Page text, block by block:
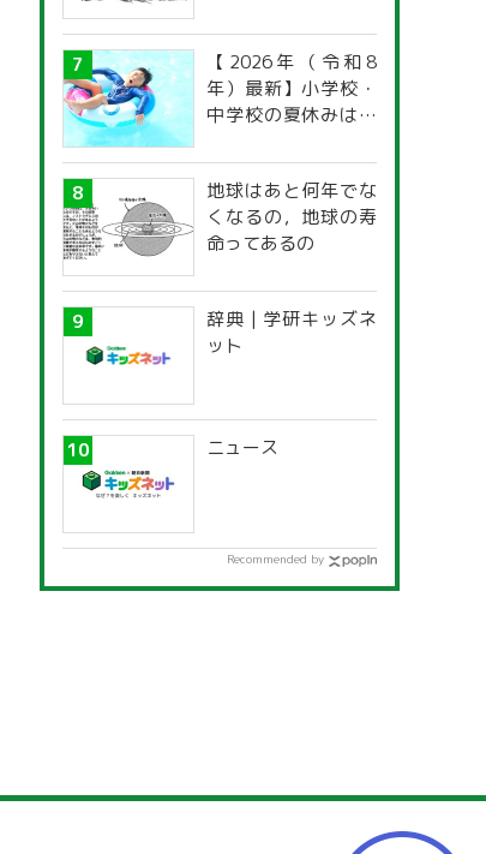
【2026年（令和8
年）最新】小学校・
中学校の夏休みはい
道府県別「夏季休暇
一覧」
地球はあと何年でな
くなるの，地球の寿
命ってあるの
辞典 | 学研キッズネ
ット
ニュース
Recommended by